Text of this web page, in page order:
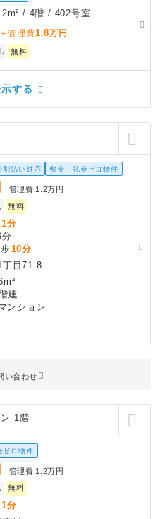
/ 4階 / 402号室
＋管理費1.8万円
無料
する
割払い対応 敷金・礼金ゼロ物件
管理費 1.2万円
無料
1分
10分
丁目71-8
建
ンション
い合わせ
1階
ゼロ物件
管理費 1.2万円
無料
1分